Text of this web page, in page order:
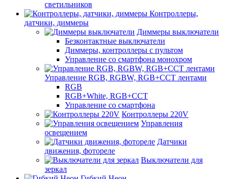
светильников
Контроллеры,
датчики, диммеры
Диммеры выключатели
Безконтактные выключатели
Диммеры, контроллеры с пультом
Управление со смартфона монохром
Управление RGB, RGBW, RGB+CCT лентами
RGB
RGB+White, RGB+CCT
Управление со смартфона
Контроллеры 220V
Управления
освещением
Датчики
движения, фотореле
Выключатели для
зеркал